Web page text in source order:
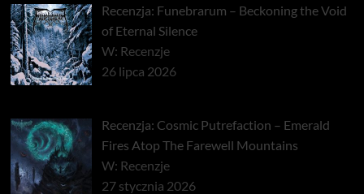
Recenzja: Funebrarum – Beckoning the Void
of Eternal Silence
W: Recenzje
26 lipca 2026
Recenzja: Cosmic Putrefaction – Emerald
Fires Atop The Farewell Mountains
W: Recenzje
27 stycznia 2026